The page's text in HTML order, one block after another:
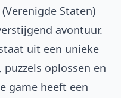
Staten)
avontuur.
uit een unieke
oplossen en
game heeft een